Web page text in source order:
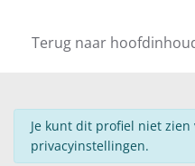
Terug naar
info
Je kunt dit profiel niet zien
privacyinstellingen.